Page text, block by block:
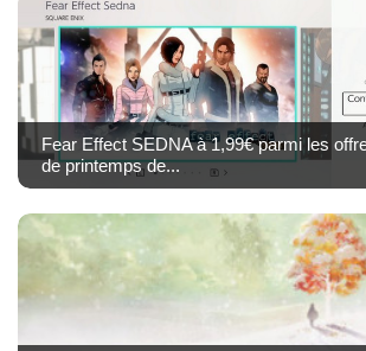
Fear Effect SEDNA à 1,99€ parmi les
de printemps de...